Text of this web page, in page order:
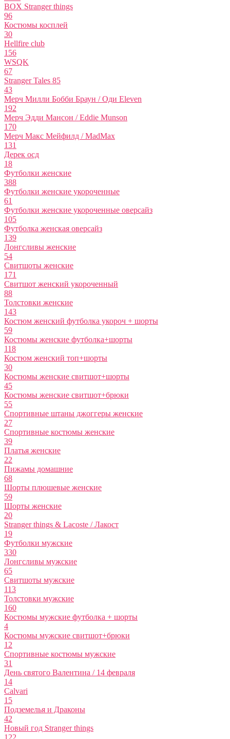
BOX Stranger things
96
Костюмы косплей
30
Hellfire club
156
WSQK
67
Stranger Tales 85
43
Мерч Милли Бобби Браун / Оди Eleven
192
Мерч Эдди Мансон / Eddie Munson
170
Мерч Макс Мейфилд / MadMax
131
Дерек осд
18
Футболки женские
388
Футболки женские укороченные
61
Футболки женские укороченные оверсайз
105
Футболка женская оверсайз
139
Лонгсливы женские
54
Свитшоты женские
171
Свитшот женский укороченный
88
Толстовки женские
143
Костюм женский футболка укороч + шорты
59
Костюмы женские футболка+шорты
118
Костюм женский топ+шорты
30
Костюмы женские свитшот+шорты
45
Костюмы женские свитшот+брюки
55
Спортивные штаны джоггеры женские
27
Спортивные костюмы женские
39
Платья женские
22
Пижамы домашние
68
Шорты плюшевые женские
59
Шорты женские
20
Stranger things & Lacoste / Лакост
19
Футболки мужские
330
Лонгсливы мужские
65
Свитшоты мужские
113
Толстовки мужские
160
Костюмы мужские футболка + шорты
4
Костюмы мужские свитшот+брюки
12
Спортивные костюмы мужские
31
День святого Валентина / 14 февраля
14
Calvari
15
Подземелья и Драконы
42
Новый год Stranger things